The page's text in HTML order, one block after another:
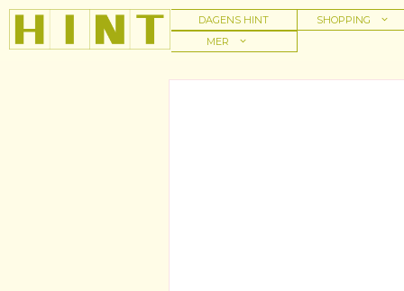
Hoppa
innehåll
DAGENS HINT
SHOPPING
MER